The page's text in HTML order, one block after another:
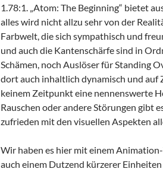
1.78:1. „Atom: The Beginning“ bietet
alles wird nicht allzu sehr von der
Farbwelt, die sich sympathisch und
und auch die Kantenschärfe sind in
Schämen, noch Auslöser für Standing
dort auch inhaltlich dynamisch und auf
keinem Zeitpunkt eine nennenswerte
Rauschen oder andere Störungen gibt
zufrieden mit den visuellen Aspekten
Wir haben es hier mit einem
auch einem Dutzend kürzerer